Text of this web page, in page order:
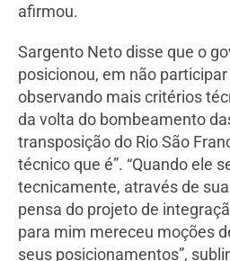
afirmou.
Sargento Neto disse que o
posicionou, em não
observando mais critérios
da volta do bombeamento
transposição do Rio São
técnico que é”. “Quando ele
tecnicamente, através de
pensa do projeto de
para mim mereceu moções
seus posicionamentos”,